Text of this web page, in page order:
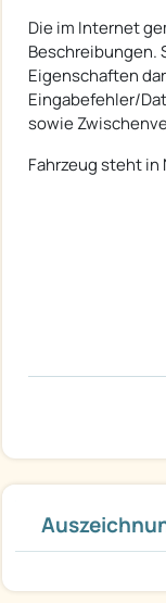
Die im Internet
Beschreibungen.
Eigenschaften
Eingabefehler/
sowie
Fahrzeug steht